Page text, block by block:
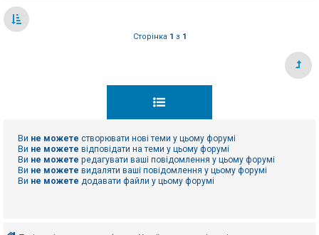
Сторінка 1 з 1
Ви не можете створювати нові теми у цьому форумі
Ви не можете відповідати на теми у цьому форумі
Ви не можете редагувати ваші повідомлення у цьому форумі
Ви не можете видаляти ваші повідомлення у цьому форумі
Ви не можете додавати файли у цьому форумі